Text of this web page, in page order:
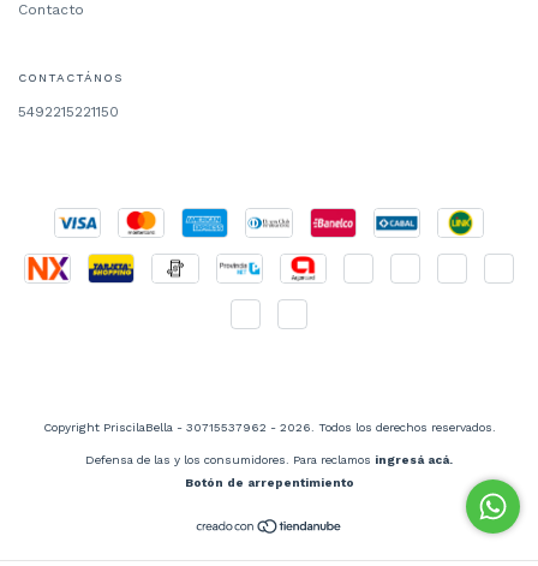
Contacto
CONTACTÁNOS
5492215221150
Copyright PriscilaBella - 30715537962 - 2026. Todos los derechos reservados.
Defensa de las y los consumidores. Para reclamos ingresá acá.
Botón de arrepentimiento